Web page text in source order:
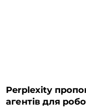
Perplexity
агентів для